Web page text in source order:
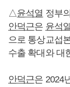
△윤석열 정부
안덕근은 윤석열
으로 통상교섭
수출 확대와 대
안덕근은 2024